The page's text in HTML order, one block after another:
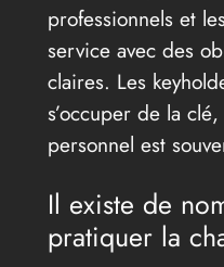
professionnels et
service avec des
claires. Les
s’occuper de la
personnel est
Il existe de
pratiquer la